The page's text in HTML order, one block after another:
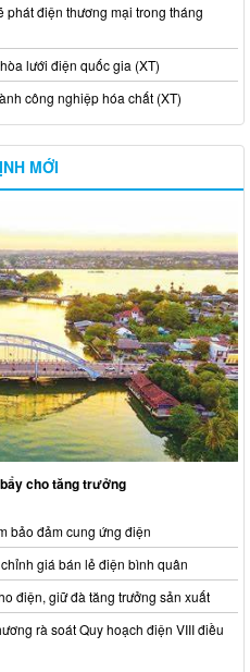
phát điện thương mại trong tháng
lưới điện quốc gia (XT)
công nghiệp hóa chất (XT)
MỚI
cho tăng trưởng
bảo đảm cung ứng điện
giá bán lẻ điện bình quân
điện, giữ đà tăng trưởng sản xuất
rà soát Quy hoạch điện VIII điều